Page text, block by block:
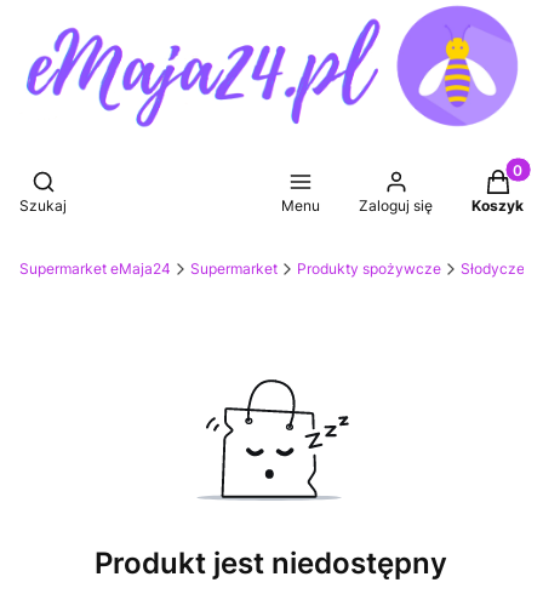
Otwórz wyszukiwarkę
Szukaj Menu Zaloguj się Koszyk
Supermarket eMaja24 Supermarket Produkty spożywcze Słodycze,
Produkt jest niedostępny